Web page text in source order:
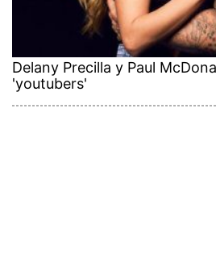
Delany Precilla y Paul
'youtubers'